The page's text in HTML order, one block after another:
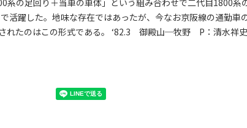
系の足回り＋当車の車体」という組み合わせで二代目1800系
活躍した。地味な存在ではあったが、今なお京阪線の通勤車
れたのはこの形式である。 ‘82.3 御殿山─牧野 P：清水祥史